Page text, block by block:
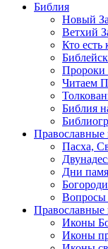
Библия
Новый
Ветхий
Кто есть
Пророки
Читаем
Библия
Православные
Пасха,
Дни
Вопросы
Иконы
Иконы